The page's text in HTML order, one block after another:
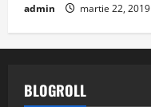
admin martie 22, 2019
BLOGROLL